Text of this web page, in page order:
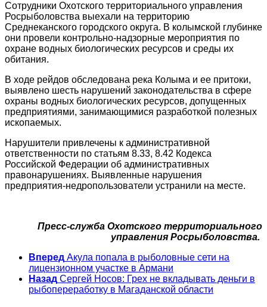
Сотрудники Охотского территориального управления
Росрыболовства выехали на территорию
Среднеканского городского округа. В колымской глубинке
они провели контрольно-надзорные мероприятия по
охране водных биологических ресурсов и среды их
обитания.
В ходе рейдов обследована река Колыма и ее притоки,
выявлено шесть нарушений законодательства в сфере
охраны водных биологических ресурсов, допущенных
предприятиями, занимающимися разработкой полезных
ископаемых.
Нарушители привлечены к административной
ответственности по статьям 8.33, 8.42 Кодекса
Российской Федерации об административных
правонарушениях. Выявленные нарушения
предприятия-недропользователи устранили на месте.
Пресс-служба Охотского территориального
управления Росрыболовства.
Вперед Акула попала в рыболовные сети на
лицензионном участке в Армани
Назад Сергей Носов: Грех не вкладывать деньги в
рыбопереработку в Магаданской области